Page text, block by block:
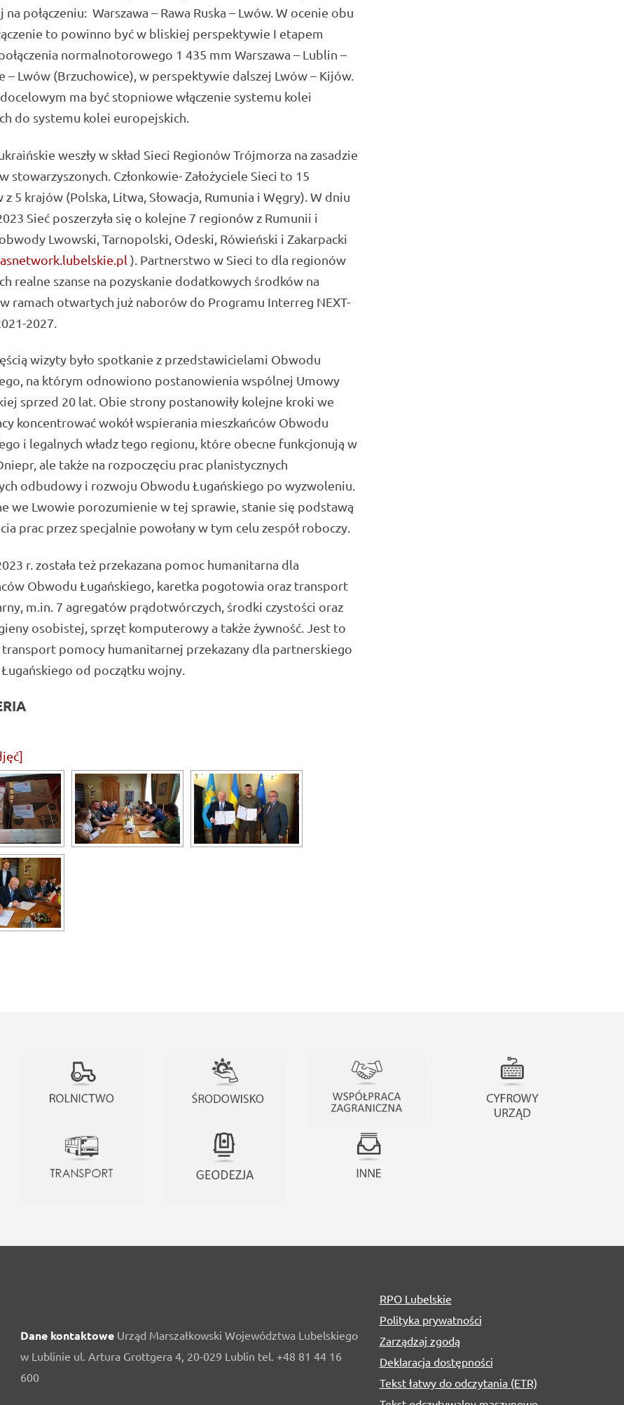
połączeniu: Warszawa – Rawa Ruska – Lwów. W ocenie obu
to powinno być w bliskiej perspektywie I etapem
normalnotorowego 1 435 mm Warszawa – Lublin –
– Lwów (Brzuchowice), w perspektywie dalszej Lwów – Kijów.
ma być stopniowe włączenie systemu kolei
do systemu kolei europejskich.
weszły w skład Sieci Regionów Trójmorza na zasadzie
stowarzyszonych. Członkowie- Założyciele Sieci to 15
5 krajów (Polska, Litwa, Słowacja, Rumunia i Węgry). W dniu
Sieć poszerzyła się o kolejne 7 regionów z Rumunii i
Lwowski, Tarnopolski, Odeski, Rówieński i Zakarpacki
). Partnerstwo w Sieci to dla regionów
realne szanse na pozyskanie dodatkowych środków na
ramach otwartych już naborów do Programu Interreg NEXT-
2027.
wizyty było spotkanie z przedstawicielami Obwodu
na którym odnowiono postanowienia wspólnej Umowy
sprzed 20 lat. Obie strony postanowiły kolejne kroki we
koncentrować wokół wspierania mieszkańców Obwodu
i legalnych władz tego regionu, które obecne funkcjonują w
ale także na rozpoczęciu prac planistycznych
odbudowy i rozwoju Obwodu Ługańskiego po wyzwoleniu.
we Lwowie porozumienie w tej sprawie, stanie się podstawą
prac przez specjalnie powołany w tym celu zespół roboczy.
r. została też przekazana pomoc humanitarna dla
Obwodu Ługańskiego, karetka pogotowia oraz transport
m.in. 7 agregatów prądotwórczych, środki czystości oraz
osobistej, sprzęt komputerowy a także żywność. Jest to
pomocy humanitarnej przekazany dla partnerskiego
od początku wojny.
Dane kontaktowe Urząd Marszałkowski Województwa Lubelskiego
w Lublinie ul. Artura Grottgera 4, 20-029 Lublin tel. +48 81 44 16
600
RPO Lubelskie
Polityka prywatności
Zarządzaj zgodą
Deklaracja dostępności
Tekst łatwy do odczytania (ETR)